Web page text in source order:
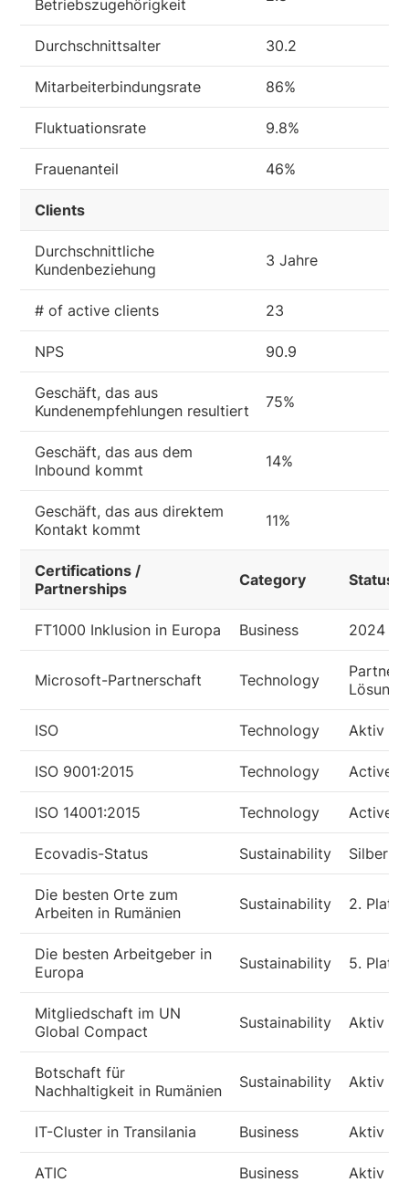
Betriebszugehörigkeit
Durchschnittsalter 30.2
Mitarbeiterbindungsrate 86%
Fluktuationsrate 9.8%
Frauenanteil 46%
Clients
Durchschnittliche
Kundenbeziehung
3 Jahre
# of active clients 23
NPS 90.9
Geschäft, das aus
Kundenempfehlungen resultiert
75%
Geschäft, das aus dem
Inbound kommt
14%
Geschäft, das aus direktem
Kontakt kommt
11%
Certifications /
Partnerships
Category Status
FT1000 Inklusion in Europa Business 2024
Microsoft-Partnerschaft Technology
Partner
ISO Technology Aktiv
ISO 9001:2015 Technology Active
ISO 14001:2015 Technology Active
Ecovadis-Status Sustainability Silber
Die besten Orte zum
Arbeiten in Rumänien
Sustainability 2. Platz
Die besten Arbeitgeber in
Europa
Sustainability 5. Platz
Mitgliedschaft im UN
Global Compact
Sustainability Aktiv
Botschaft für
Nachhaltigkeit in Rumänien
Sustainability Aktiv
IT-Cluster in Transilania Business Aktiv
ATIC Business Aktiv